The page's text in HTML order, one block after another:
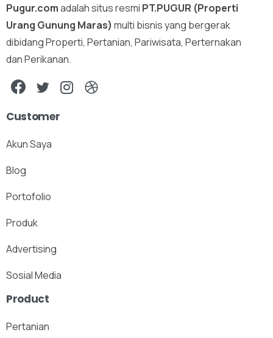
Pugur.comadalah situs resmi PT.PUGUR (Properti
Urang Gunung Maras) multi bisnis yang bergerak
dibidang Properti, Pertanian, Pariwisata, Perternakan
dan Perikanan.
Customer
Akun Saya
Blog
Portofolio
Produk
Advertising
Sosial Media
Product
Pertanian